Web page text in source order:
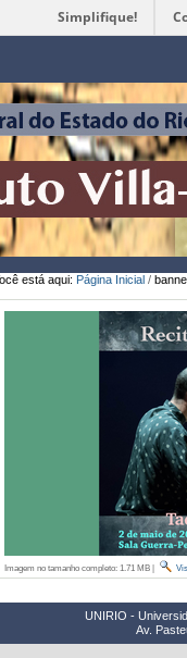
Simplifique!
está aqui: Página Inicial /
Imagem no tamanho completo: 1.71 MB|
UNIRIO -
Av.